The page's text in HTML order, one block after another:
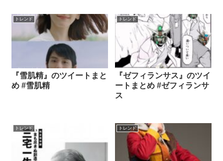
トレンド
『雪肌精』のツイートまと
め #雪肌精
トレンド
『ゼフィランサス』のツイ
ートまとめ #ゼフィランサ
ス
トレンド トレンド